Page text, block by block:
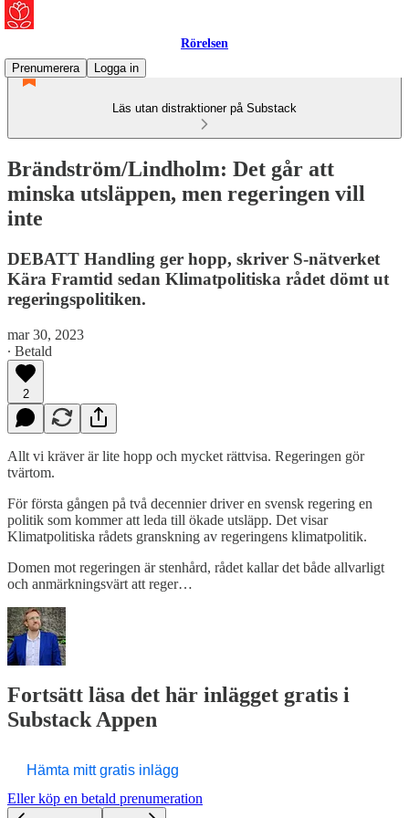
Rörelsen
Prenumerera
Logga in
Läs utan distraktioner på Substack
Brändström/Lindholm: Det går att
minska utsläppen, men regeringen vill
inte
DEBATT Handling ger hopp, skriver S-nätverket
Kära Framtid sedan Klimatpolitiska rådet dömt ut
regeringspolitiken.
mar 30, 2023
∙ Betald
2
Allt vi kräver är lite hopp och mycket rättvisa. Regeringen gör
tvärtom.
För första gången på två decennier driver en svensk regering en
politik som kommer att leda till ökade utsläpp. Det visar
Klimatpolitiska rådets granskning av regeringens klimatpolitik.
Domen mot regeringen är stenhård, rådet kallar det både allvarligt
och anmärkningsvärt att reger…
Fortsätt läsa det här inlägget gratis i
Substack Appen
Hämta mitt gratis inlägg
Eller köp en betald prenumeration